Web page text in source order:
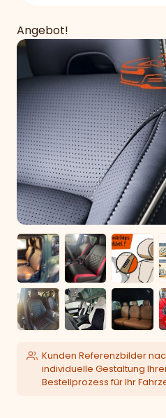
Angebot!
Kunden Referenzbilder
individuelle Gestaltung
Bestellprozess für Ihr